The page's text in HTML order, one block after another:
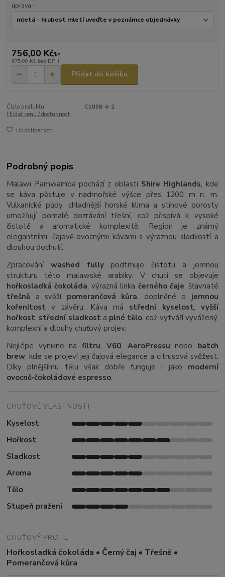
úprava -
756,00 Kč/ks
675,00 Kč bez DPH
Přidat do košíku
Číslo produktu:
C1008-4-2
Hlídat cenu / dostupnost
Do oblíbených
Podrobný popis
Malawi Pamwamba pochází z oblasti Shire Highlands, kde
se káva pěstuje v nadmořské výšce přes 1200 m n. m.
Vulkanické půdy, chladnější horské klima a stínové porosty
umožňují pomalé dozrávání třešní, což přispívá k vysoké
čistotě a aromatické komplexitě. Region je známý
elegantními, čajově‑ovocnými kávami s výraznou sladkostí a
dlouhou dochutí.
Zpracování washed fullypodtrhuje čistotu a jemnou
strukturu této malawské arabiky. V chuti se objevuje
hořkosladká čokoláda, výrazná linka černého čaje, šťavnaté
třešně a svěží pomerančová kůra, doplněné o jemnou
kořenitost v závěru. Káva má střední kyselost, vyšší
hořkost, střední sladkost a plné tělo, což vytváří vyvážený,
komplexní a dlouhý chuťový projev.
Nejlépe vynikne na filtru,V60, AeroPressu nebo batch
brew, kde se projeví její čajová elegance a citrusová svěžest.
Díky plnějšímu tělu však dobře funguje i jako moderní
ovocně‑čokoládové espresso.
CHUŤOVÉ VLASTNOSTI
Kyselost
Hořkost
Sladkost
Aroma
Tělo
Stupeň pražení
CHUŤOVÝ PROFIL
Hořkosladká čokoláda • Černý čaj • Třešně •
Pomerančová kůra